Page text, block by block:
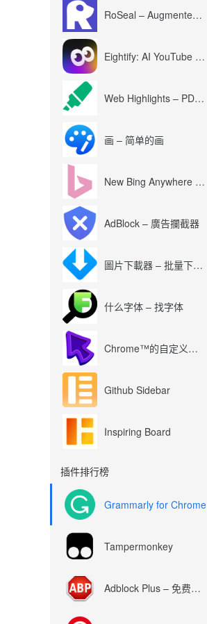
RoSeal – Augmented Roblox Experience
Eightify: AI YouTube Summary with ChatGPT
Web Highlights – PDF & Web Highlighter
画 – 简单的画
New Bing Anywhere (Bing Chat GPT-4)
AdBlock – 廣告攔截器
圖片下載器 – 批量下載圖片
什么字体 – 找字体
Chrome™的自定义光标
Github Sidebar
Inspiring Board
插件排行榜
Grammarly for Chrome
Tampermonkey
Adblock Plus – 免费的广告拦截器